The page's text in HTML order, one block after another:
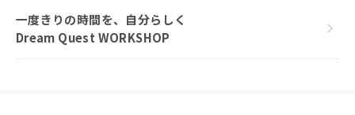
一度きりの時間を、自分らしく
Dream Quest WORKSHOP